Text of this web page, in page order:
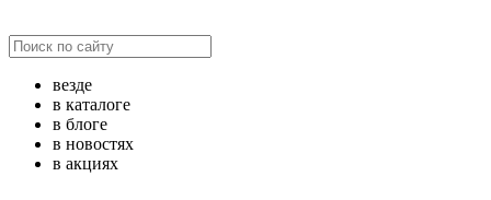
везде
в каталоге
в блоге
в новостях
в акциях